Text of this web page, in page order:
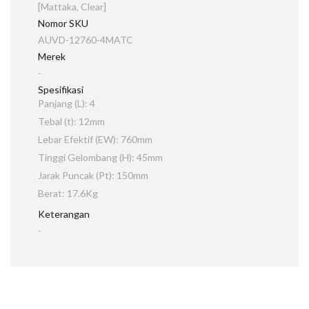
[Mattaka, Clear]
Nomor SKU
AUVD-12760-4MATC
Merek
-
Spesifikasi
Panjang (L): 4
Tebal (t): 12mm
Lebar Efektif (EW): 760mm
Tinggi Gelombang (H): 45mm
Jarak Puncak (Pt): 150mm
Berat: 17.6Kg
Keterangan
-